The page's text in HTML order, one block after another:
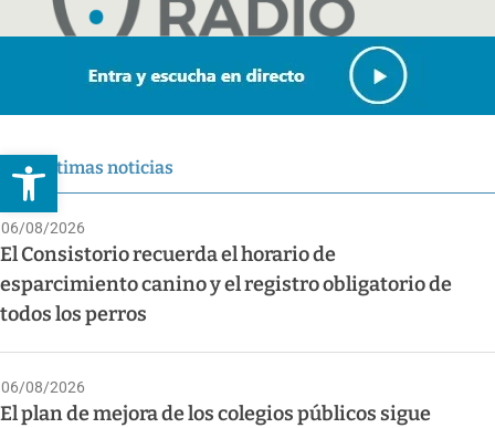
Abrir barra de herramientas
Últimas noticias
06/08/2026
El Consistorio recuerda el horario de
esparcimiento canino y el registro obligatorio de
todos los perros
06/08/2026
El plan de mejora de los colegios públicos sigue